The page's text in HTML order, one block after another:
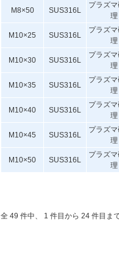
M8×50 SUS316L
プラズ
理
M10×25 SUS316L
プラズ
理
M10×30 SUS316L
プラズ
理
M10×35 SUS316L
プラズ
理
M10×40 SUS316L
プラズ
理
M10×45 SUS316L
プラズ
理
M10×50 SUS316L
プラズ
理
全 49 件中、 1 件目から 24 件目ま